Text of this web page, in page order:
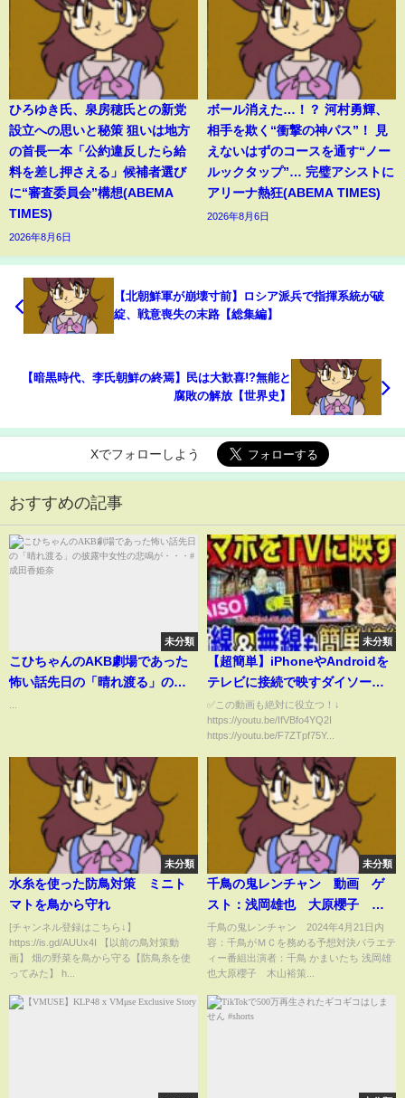
ひろゆき氏、泉房穂氏との新党
設立への思いと秘策 狙いは地方
の首長一本「公約違反したら給
料を差し押さえる」候補者選び
に“審査委員会”構想(ABEMA
TIMES)
2026年8月6日
ボール消えた…！？ 河村勇輝、
相手を欺く“衝撃の神パス”！ 見
えないはずのコースを通す“ノー
ルックタップ”… 完璧アシストに
アリーナ熱狂(ABEMA TIMES)
2026年8月6日
【北朝鮮軍が崩壊寸前】ロシア派兵で指揮系統が破
綻、戦意喪失の末路【総集編】
【暗黒時代、李氏朝鮮の終焉】民は大歓喜!?無能と
腐敗の解放【世界史】
Xでフォローしよう
おすすめの記事
未分類
こひちゃんのAKB劇場であった
怖い話先日の「晴れ渡る」の披
未分類
【超簡単】iPhoneやAndroidを
テレビに接続で映すダイソーの
神アイテム！
✅この動画も絶対に役立つ！↓
https://youtu.be/IfVBfo4YQ2I
https://youtu.be/F7ZTpf75Y...
未分類
水糸を使った防鳥対策 ミニト
マトを鳥から守れ
[チャンネル登録はこちら↓】
https://is.gd/AUUx4I 【以前の鳥対策動
画】 畑の野菜を鳥から守る【防鳥糸を使
ってみた】 h...
未分類
千鳥の鬼レンチャン 動画 ゲ
スト：浅岡雄也 大原櫻子 木
山裕策 ななみなな 4月21日
千鳥の鬼レンチャン 2024年4月21日内
容：千鳥がＭＣを務める予想対決バラエテ
ィー番組出演者：千鳥 かまいたち 浅岡雄
也大原櫻子 木山裕策...